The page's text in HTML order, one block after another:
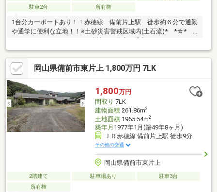
駐車2台
所有権
1台分カーポートあり！！赤穂線 備前片上駅 徒歩約６分で通勤
や通学に便利な立地！！※土砂災害警戒区域内(土石流)* *☆*
*☆* *☆* *☆* *☆* *当社は不動産の購入からリノベーショ
ンまでワンストップでサポートいたします。高い技術力とデザイ
ン力で失敗しないリフォームを実現。中古物件をリノベ・リフォ
ームで蘇らせます。物件購入費用とリノベ工事費用を一緒にロー
ンで組む提案も可能です。3Dモデリングでリフォームの完成予想
図を立体的に表現。お気軽にご相談くださ
い。 * *☆* *☆* *☆*
*☆* *☆* *
岡山県備前市東片上 1,800万円 7LK
1,800万円
間取り 7LK
建物面積261.86m2
土地面積1965.54m2
築年月 1977年1月(築49年8ヶ月)
ＪＲ赤穂線 備前片上駅 徒歩9分
その他の交通
岡山県備前市東片上
2階建て 駐車場あり
駐車3台
所有権